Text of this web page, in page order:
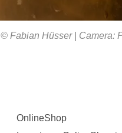
© Fabian Hüsser | Camera:
OnlineShop